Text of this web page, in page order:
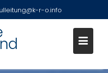
r-o.info